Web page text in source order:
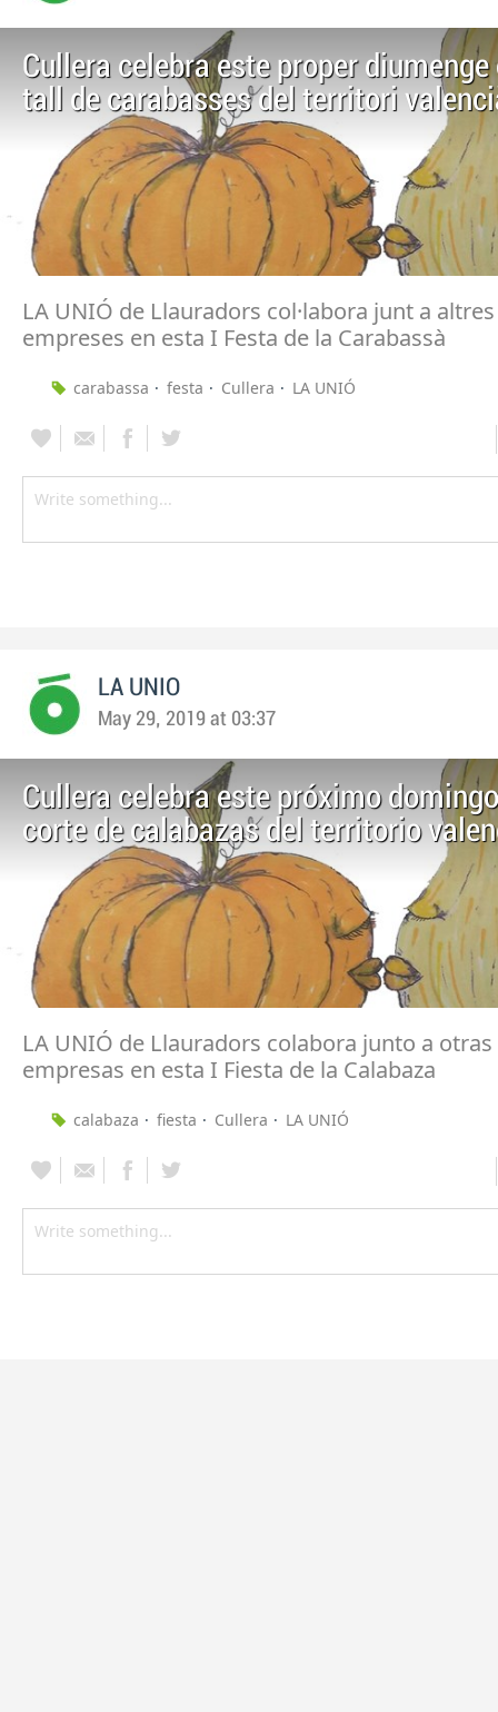
Cullera celebra este proper
tall de carabasses del territori
LA UNIÓ de Llauradors col·labora junt a
empreses en esta I Festa de la Carabassà
carabassa festa Cullera LA UNIÓ
LA UNIO
May 29, 2019 at 03:37
Cullera celebra este próximo
corte de calabazas del territorio
LA UNIÓ de Llauradors colabora junto a
empresas en esta I Fiesta de la Calabaza
calabaza fiesta Cullera LA UNIÓ